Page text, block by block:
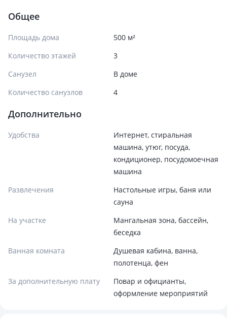
Общее
Площадь дома
500 м²
Количество этажей
3
Санузел
В доме
Количество санузлов
4
Дополнительно
Удобства
Интернет, стиральная
машина, утюг, посуда,
кондиционер, посудомоечная
машина
Развлечения
Настольные игры, баня или
сауна
На участке
Мангальная зона, бассейн,
беседка
Ванная комната
Душевая кабина, ванна,
полотенца, фен
За дополнительную плату
Повар и официанты,
оформление мероприятий